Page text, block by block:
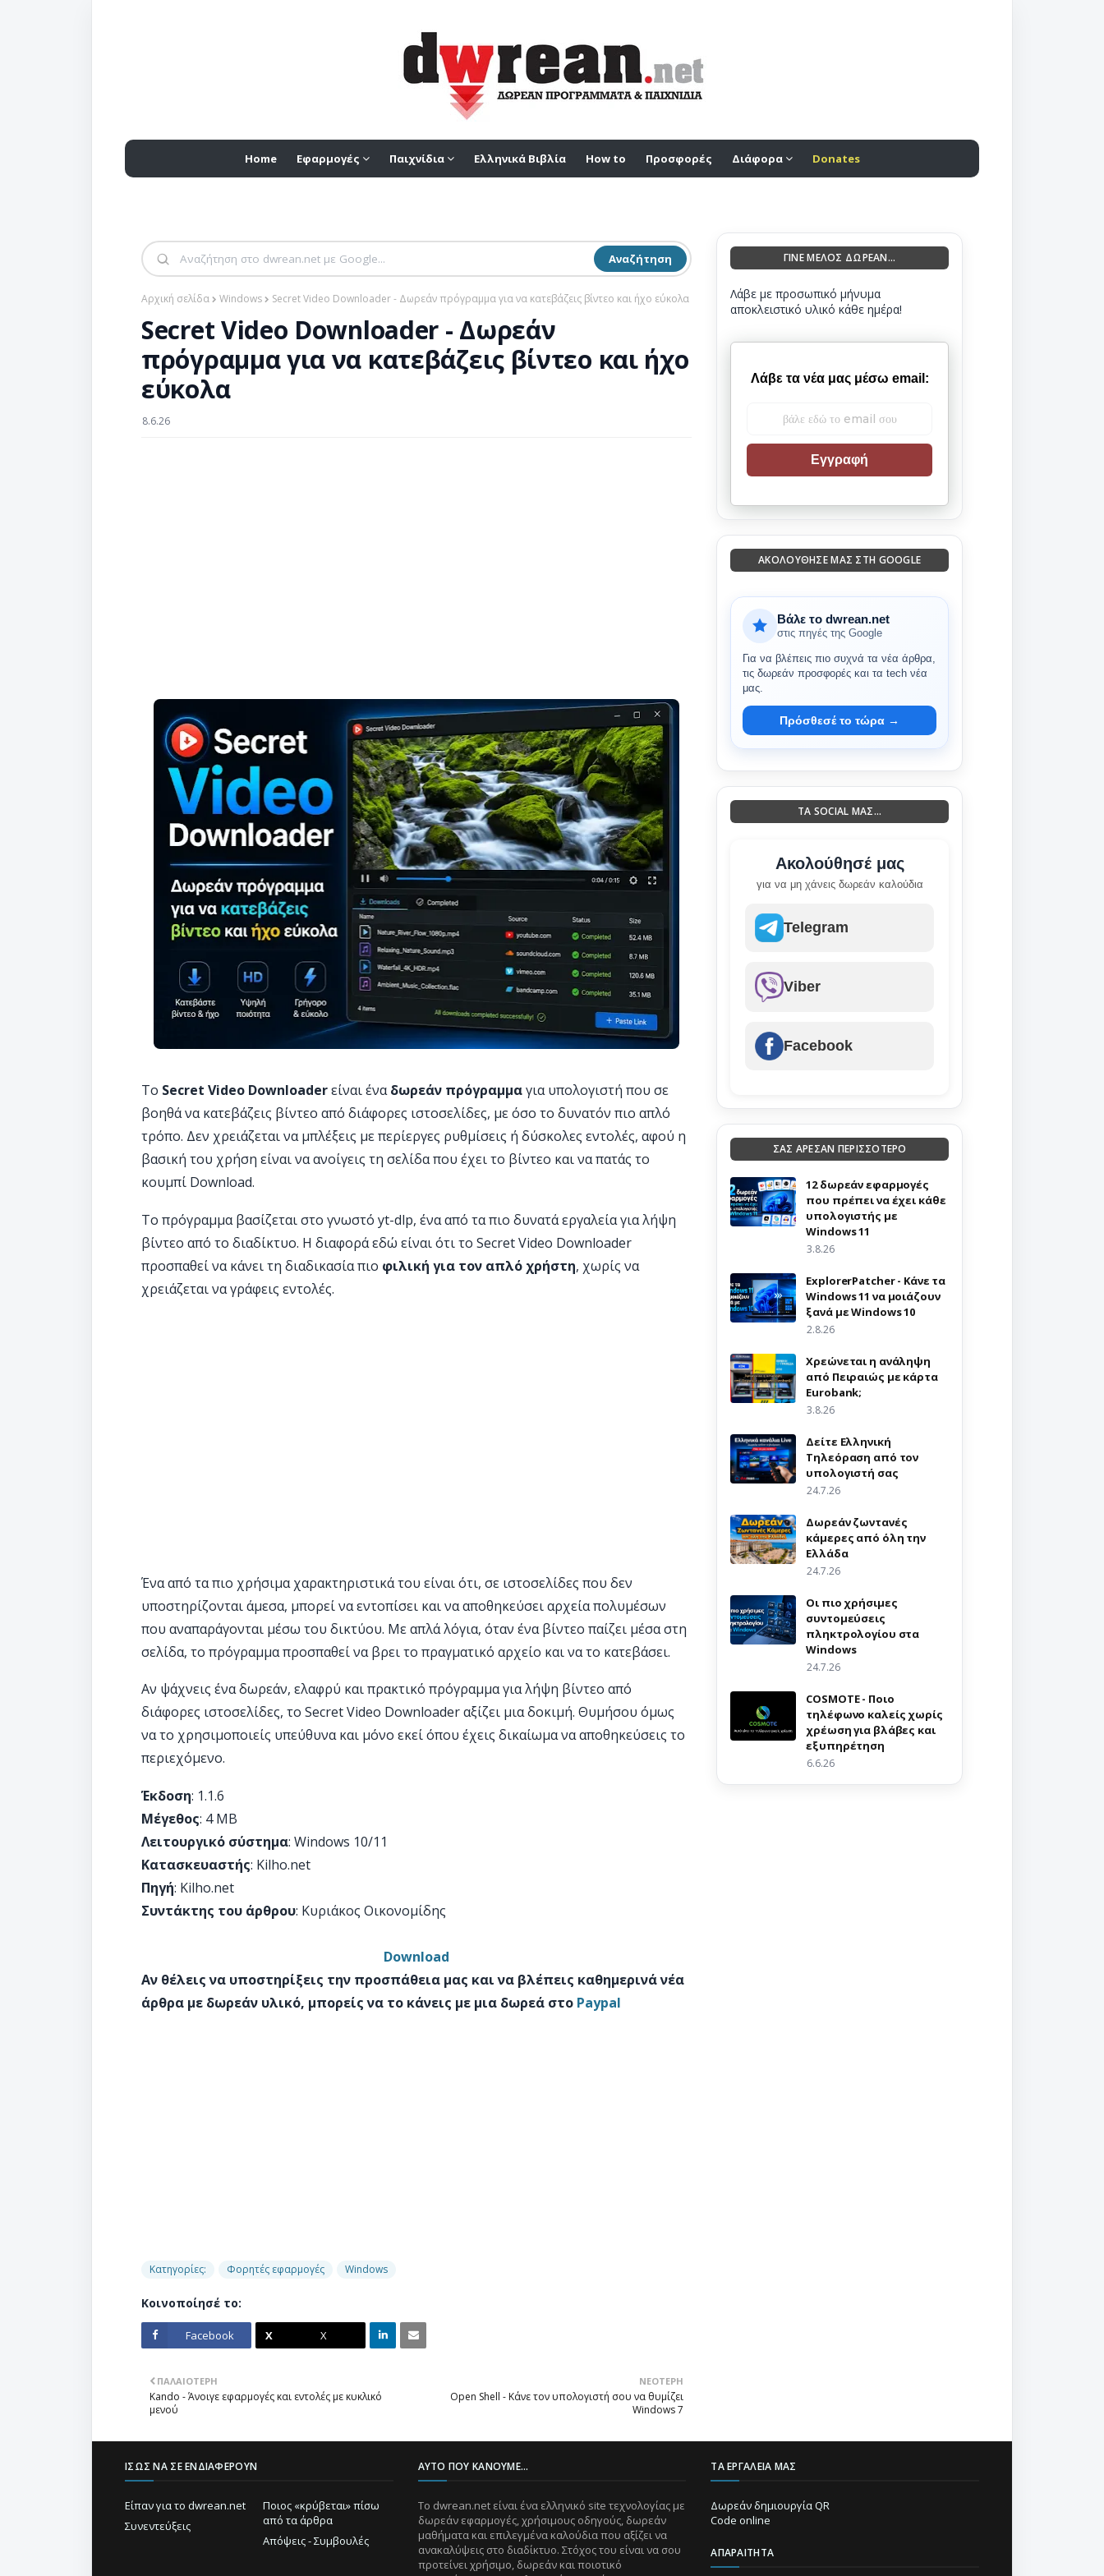
Home Εφαρμογές Παιχνίδια Ελληνικά Βιβλία How to Προσφορές Διάφορα Donates
Αναζήτηση
Αρχική σελίδα Windows Secret Video Downloader - Δωρεάν πρόγραμμα για να κατεβάζεις βίντεο και ήχο εύκολα
Secret Video Downloader - Δωρεάν
πρόγραμμα για να κατεβάζεις βίντεο και ήχο
εύκολα
8.6.26
Το Secret Video Downloaderείναι έναδωρεάν πρόγραμμαγια υπολογιστή που σε
βοηθά να κατεβάζεις βίντεο από διάφορες ιστοσελίδες, με όσο το δυνατόν πιο απλό
τρόπο. Δεν χρειάζεται να μπλέξεις με περίεργες ρυθμίσεις ή δύσκολες εντολές, αφού η
βασική του χρήση είναι να ανοίγεις τη σελίδα που έχει το βίντεο και να πατάς το
κουμπί Download.
Το πρόγραμμα βασίζεται στο γνωστό yt-dlp, ένα από τα πιο δυνατά εργαλεία για λήψη
βίντεο από το διαδίκτυο. Η διαφορά εδώ είναι ότι το Secret Video Downloader
προσπαθεί να κάνει τη διαδικασία πιο φιλική για τον απλό χρήστη, χωρίς να
χρειάζεται να γράφεις εντολές.
Ένα από τα πιο χρήσιμα χαρακτηριστικά του είναι ότι, σε ιστοσελίδες που δεν
υποστηρίζονται άμεσα, μπορεί να εντοπίσει και να αποθηκεύσει αρχεία πολυμέσων
που αναπαράγονται μέσω του δικτύου. Με απλά λόγια, όταν ένα βίντεο παίζει μέσα στη
σελίδα, το πρόγραμμα προσπαθεί να βρει το πραγματικό αρχείο και να το κατεβάσει.
Αν ψάχνεις ένα δωρεάν, ελαφρύ και πρακτικό πρόγραμμα για λήψη βίντεο από
διάφορες ιστοσελίδες, το Secret Video Downloader αξίζει μια δοκιμή. Θυμήσου όμως
να το χρησιμοποιείς υπεύθυνα και μόνο εκεί όπου έχεις δικαίωμα να αποθηκεύσεις το
περιεχόμενο.
Έκδοση: 1.1.6
Μέγεθος: 4 MB
Λειτουργικό σύστημα: Windows 10/11
Κατασκευαστής: Kilho.net
Πηγή: Kilho.net
Συντάκτης του άρθρου: Κυριάκος Οικονομίδης
Download
Αν θέλεις να υποστηρίξεις την προσπάθεια μας και να βλέπεις καθημερινά νέα
άρθρα με δωρεάν υλικό, μπορείς να το κάνεις με μια δωρεά στο Paypal
Κατηγορίες: Φορητές εφαρμογές Windows
Κοινοποίησέ το:
Facebook
X
dIn
ΝΕΌΤΕΡΗ
Open Shell - Κάνε τον υπολογιστή σου να θυμίζει
Windows 7
ΠΑΛΑΙΌΤΕΡΗ
Kando - Άνοιγε εφαρμογές και εντολές με κυκλικό
μενού
ΓΙΝΕ ΜΕΛΟΣ ΔΩΡΕΑΝ...
Λάβε με προσωπικό μήνυμα
αποκλειστικό υλικό κάθε ημέρα!
Λάβε τα νέα μας μέσω email:
Εγγραφή
ΑΚΟΛΟΎΘΗΣΈ ΜΑΣ ΣΤΗ GOOGLE
Βάλε το dwrean.net
στις πηγές της Google
Για να βλέπεις πιο συχνά τα νέα άρθρα,
τις δωρεάν προσφορές και τα tech νέα
μας.
Πρόσθεσέ το τώρα →
ΤΑ SOCIAL ΜΑΣ...
Ακολούθησέ μας
για να μη χάνεις δωρεάν καλούδια
Telegram
Viber
Facebook
ΣΑΣ ΑΡΕΣΑΝ ΠΕΡΙΣΣΟΤΕΡΟ
12 δωρεάν εφαρμογές
που πρέπει να έχει κάθε
υπολογιστής με
Windows 11
3.8.26
ExplorerPatcher - Κάνε τα
Windows 11 να μοιάζουν
ξανά με Windows 10
2.8.26
Χρεώνεται η ανάληψη
από Πειραιώς με κάρτα
Eurobank;
3.8.26
Δείτε Ελληνική
Τηλεόραση από τον
υπολογιστή σας
24.7.26
Δωρεάν ζωντανές
κάμερες από όλη την
Ελλάδα
24.7.26
Οι πιο χρήσιμες
συντομεύσεις
πληκτρολογίου στα
Windows
24.7.26
COSMOTE - Ποιο
τηλέφωνο καλείς χωρίς
χρέωση για βλάβες και
εξυπηρέτηση
6.6.26
ΊΣΩΣ ΝΑ ΣΕ ΕΝΔΙΑΦΈΡΟΥΝ
Είπαν για το dwrean.net
Ποιος «κρύβεται» πίσω
από τα άρθρα
Συνεντεύξεις
Απόψεις - Συμβουλές
ΑΥΤΌ ΠΟΥ ΚΆΝΟΥΜΕ...
Το dwrean.net είναι ένα ελληνικό site τεχνολογίας με
δωρεάν εφαρμογές, χρήσιμους οδηγούς, δωρεάν
μαθήματα και επιλεγμένα καλούδια που αξίζει να
ανακαλύψεις στο διαδίκτυο. Στόχος του είναι να σου
προτείνει χρήσιμο, δωρεάν και ποιοτικό
ΤΑ ΕΡΓΑΛΕΊΑ ΜΑΣ
Δωρεάν δημιουργία QR
Code online
ΑΠΑΡΑΊΤΗΤΑ